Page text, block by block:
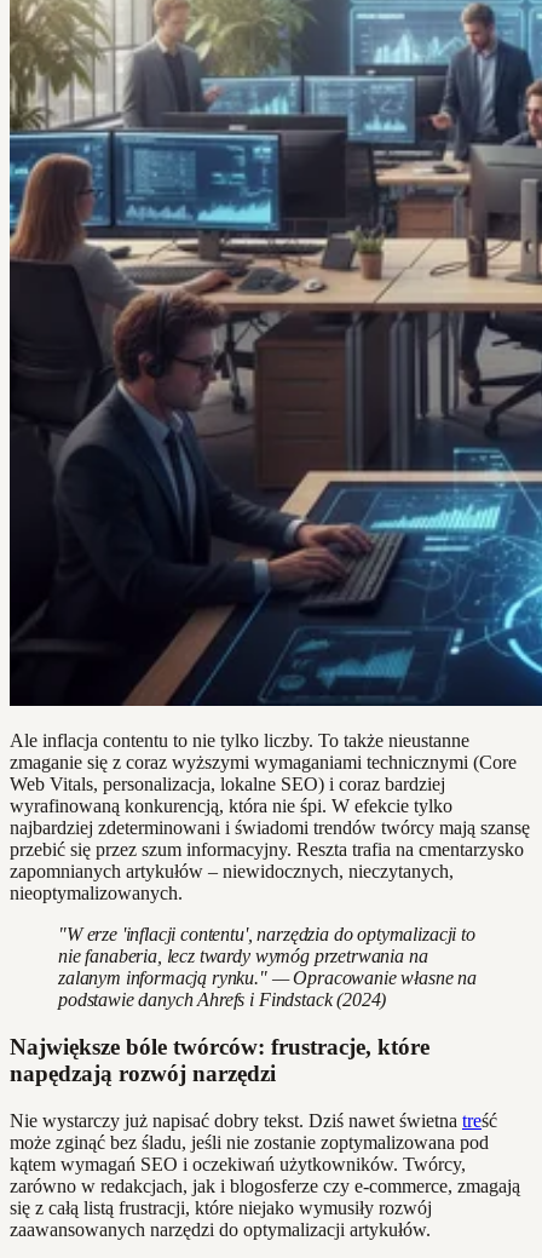
Ale inflacja contentu to nie tylko liczby. To także nieustanne
zmaganie się z coraz wyższymi wymaganiami technicznymi (Core
Web Vitals, personalizacja, lokalne SEO) i coraz bardziej
wyrafinowaną konkurencją, która nie śpi. W efekcie tylko
najbardziej zdeterminowani i świadomi trendów twórcy mają szansę
przebić się przez szum informacyjny. Reszta trafia na cmentarzysko
zapomnianych artykułów – niewidocznych, nieczytanych,
nieoptymalizowanych.
"W erze 'inflacji contentu', narzędzia do optymalizacji to
nie fanaberia, lecz twardy wymóg przetrwania na
zalanym informacją rynku." — Opracowanie własne na
podstawie danych Ahrefs i Findstack (2024)
Największe bóle twórców: frustracje, które
napędzają rozwój narzędzi
Nie wystarczy już napisać dobry tekst. Dziś nawet świetna treść
może zginąć bez śladu, jeśli nie zostanie zoptymalizowana pod
kątem wymagań SEO i oczekiwań użytkowników. Twórcy,
zarówno w redakcjach, jak i blogosferze czy e-commerce, zmagają
się z całą listą frustracji, które niejako wymusiły rozwój
zaawansowanych narzędzi do optymalizacji artykułów.